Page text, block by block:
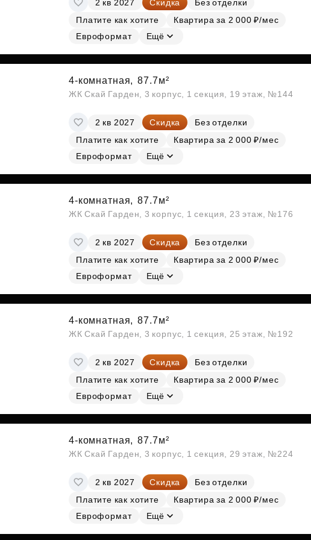
Субсидии
2 кв 2027 Скидка
Без отделки
Платите как хотите
Квартира за 2 000 ₽/мес
Евроформат
Ещё
4-комнатная, 87.7м²
ЖК Скай Гарден, 3 корпус, 1 секция, 19 этаж, №144
2 кв 2027 Скидка
Без отделки
Платите как хотите
Квартира за 2 000 ₽/мес
Евроформат
Ещё
4-комнатная, 87.7м²
ЖК Скай Гарден, 3 корпус, 1 секция, 23 этаж, №176
2 кв 2027 Скидка
Без отделки
Платите как хотите
Квартира за 2 000 ₽/мес
Евроформат
Ещё
4-комнатная, 87.7м²
ЖК Скай Гарден, 3 корпус, 1 секция, 25 этаж, №192
2 кв 2027 Скидка
Без отделки
Платите как хотите
Квартира за 2 000 ₽/мес
Евроформат
Ещё
4-комнатная, 87.7м²
ЖК Скай Гарден, 3 корпус, 1 секция, 29 этаж, №224
2 кв 2027 Скидка
Без отделки
Платите как хотите
Квартира за 2 000 ₽/мес
Евроформат
Ещё